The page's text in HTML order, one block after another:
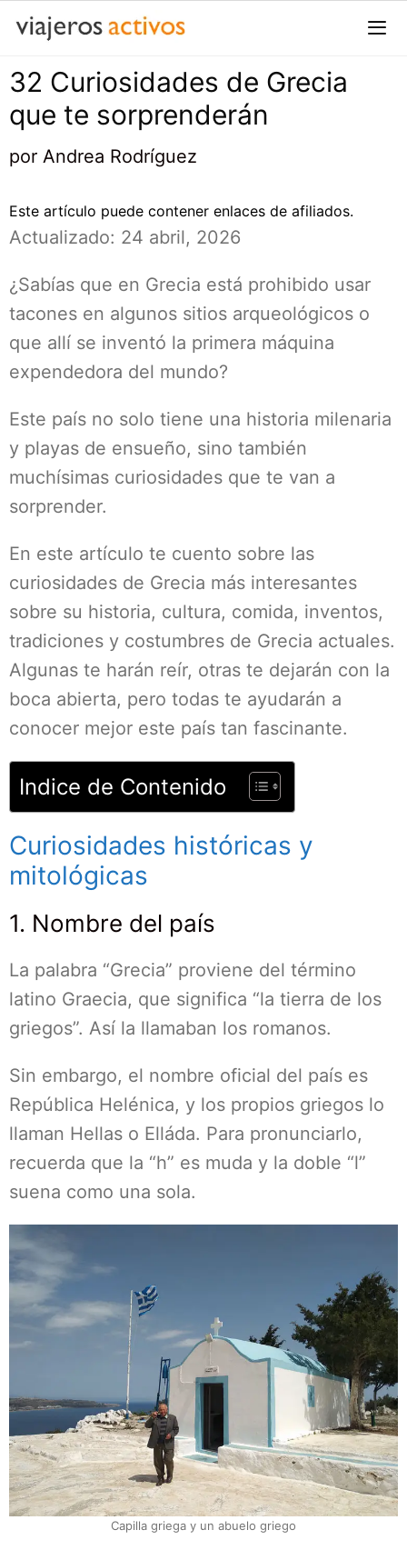
Saltar
contenido
32 Curiosidades de Grecia
que te sorprenderán
por Andrea Rodríguez
Este artículo puede contener enlaces de afiliados.
Actualizado: 24 abril, 2026
¿Sabías que en Grecia está prohibido usar
tacones en algunos sitios arqueológicos o
que allí se inventó la primera máquina
expendedora del mundo?
Este país no solo tiene una historia milenaria
y playas de ensueño, sino también
muchísimas curiosidades que te van a
sorprender.
En este artículo te cuento sobre las
curiosidades de Grecia más interesantes
sobre su historia, cultura, comida, inventos,
tradiciones y costumbres de Grecia actuales.
Algunas te harán reír, otras te dejarán con la
boca abierta, pero todas te ayudarán a
conocer mejor este país tan fascinante.
Indice de Contenido
Curiosidades históricas y
mitológicas
1. Nombre del país
La palabra “Grecia” proviene del término
latino Graecia, que significa “la tierra de los
griegos”. Así la llamaban los romanos.
Sin embargo, el nombre oficial del país es
República Helénica, y los propios griegos lo
llaman Hellas o Elláda. Para pronunciarlo,
recuerda que la “h” es muda y la doble “l”
suena como una sola.
Capilla griega y un abuelo griego